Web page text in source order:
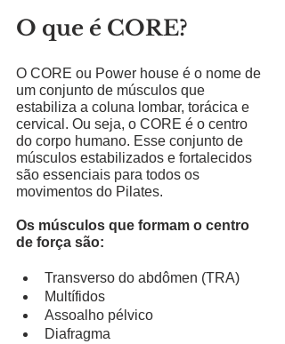
O que é CORE?
O CORE ou Power house é o nome de
um conjunto de músculos que
estabiliza a coluna lombar, torácica e
cervical. Ou seja, o CORE é o centro
do corpo humano. Esse conjunto de
músculos estabilizados e fortalecidos
são essenciais para todos os
movimentos do Pilates.
Os músculos que formam o centro
de força são:
Transverso do abdômen (TRA)
Multífidos
Assoalho pélvico
Diafragma